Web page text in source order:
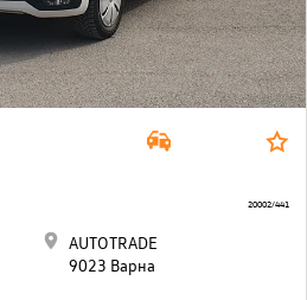
AUTOTRADE
9023 Варна
20002/441